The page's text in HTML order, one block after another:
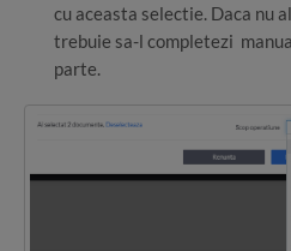
cu aceasta selectie. Daca nu
trebuie sa-l completezi
parte.